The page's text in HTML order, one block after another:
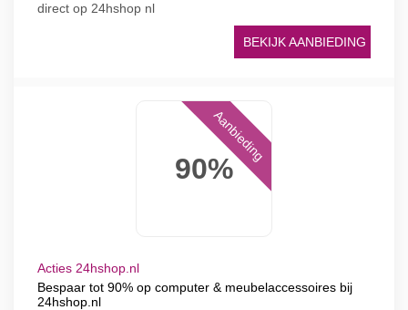
direct op 24hshop nl
BEKIJK AANBIEDING
90%
Aanbieding
Acties 24hshop.nl
Bespaar tot 90% op computer & meubelaccessoires bij
24hshop.nl